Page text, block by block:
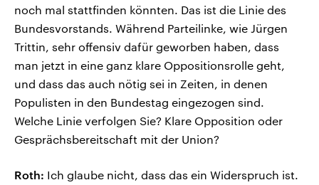
noch mal stattfinden könnten. Das ist die Linie des
Bundesvorstands. Während Parteilinke, wie Jürgen
Trittin, sehr offensiv dafür geworben haben, dass
man jetzt in eine ganz klare Oppositionsrolle geht,
und dass das auch nötig sei in Zeiten, in denen
Populisten in den Bundestag eingezogen sind.
Welche Linie verfolgen Sie? Klare Opposition oder
Gesprächsbereitschaft mit der Union?
Roth: Ich glaube nicht, dass das ein Widerspruch ist.